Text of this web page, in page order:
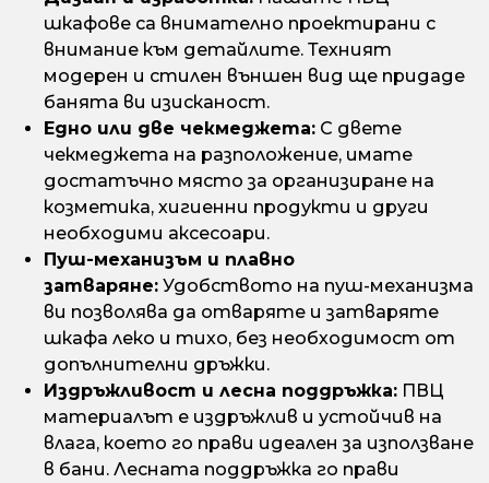
шкафове са внимателно проектирани с
внимание към детайлите. Техният
модерен и стилен външен вид ще придаде
банята ви изисканост.
Едно или две чекмеджета: С двете
чекмеджета на разположение, имате
достатъчно място за организиране на
козметика, хигиенни продукти и други
необходими аксесоари.
Пуш-механизъм и плавно
затваряне: Удобството на пуш-механизма
ви позволява да отваряте и затваряте
шкафа леко и тихо, без необходимост от
допълнителни дръжки.
Издръжливост и лесна поддръжка: ПВЦ
материалът е издръжлив и устойчив на
влага, което го прави идеален за използване
в бани. Лесната поддръжка го прави